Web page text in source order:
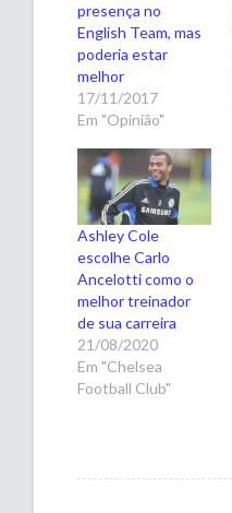
presença no
English Team, mas
poderia estar
melhor
17/11/2017
Em "Opinião"
Ashley Cole
escolhe Carlo
Ancelotti como o
melhor treinador
de sua carreira
21/08/2020
Em "Chelsea
Football Club"